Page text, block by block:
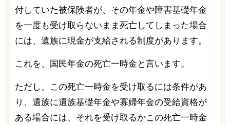
付していた被保険者が、その年金や障害基礎年金
を一度も受け取らないまま死亡してしまった場合
には、遺族に現金が支給される制度があります。
これを、国民年金の死亡一時金と言います。
ただし、この死亡一時金を受け取るには条件があ
り、遺族に遺族基礎年金や寡婦年金の受給資格が
ある場合には、それを受け取るかこの死亡一時金